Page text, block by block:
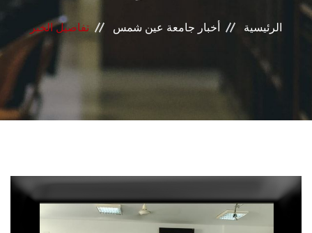
المراكز والوحدات
الأنظمة الذكية
الإعلام
الطلاب
الرئيسية أخبار جامعة عين شمس تفاصيل الخبر